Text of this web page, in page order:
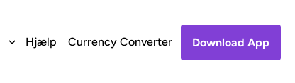
Hjælp Currency Converter Download App